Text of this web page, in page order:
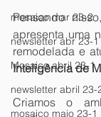
mosaico mar 23-2
newsletter abr 23-1
Mosaico abril 23-1
newsletter abril 23-
mosaico maio 23-1
Pensando
apresenta uma
Inteligência de
Criamos o